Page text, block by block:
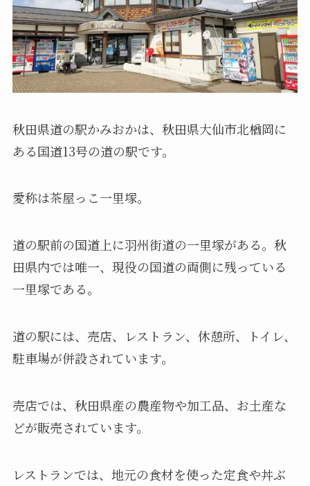
秋田県道の駅かみおかは、秋田県大仙市北楢岡に
ある国道13号の道の駅です。
愛称は茶屋っこ一里塚。
道の駅前の国道上に羽州街道の一里塚がある。秋
田県内では唯一、現役の国道の両側に残っている
一里塚である。
道の駅には、売店、レストラン、休憩所、トイレ、
駐車場が併設されています。
売店では、秋田県産の農産物や加工品、お土産な
どが販売されています。
レストランでは、地元の食材を使った定食や丼ぶ